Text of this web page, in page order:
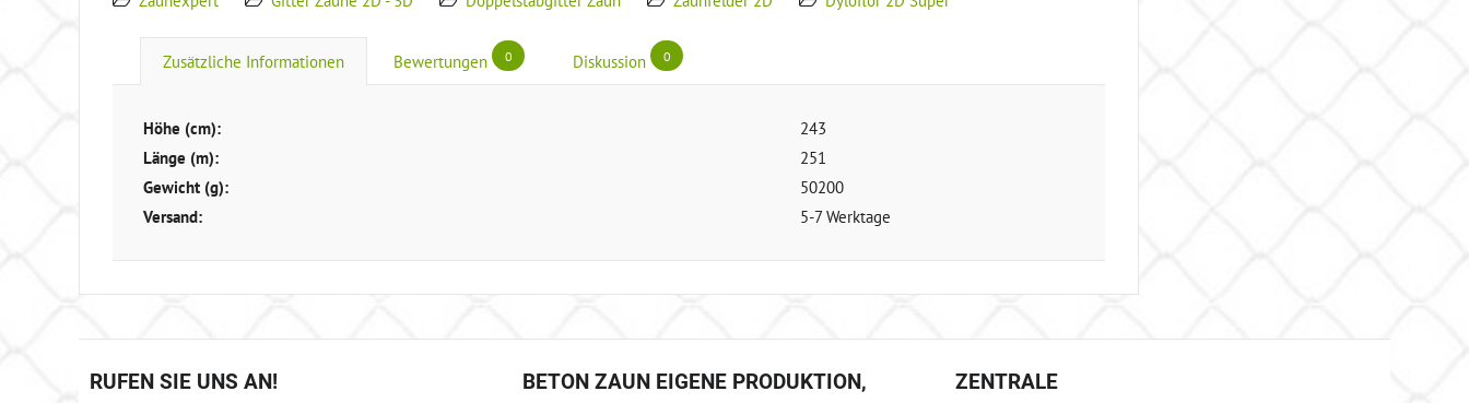
Zusätzliche Informationen Bewertungen 0 Diskussion 0
Höhe (cm):
243
Länge (m):
251
Gewicht (g):
50200
Versand:
5-7 Werktage
RUFEN SIE UNS AN!
BETON ZAUN EIGENE PRODUKTION,
ZENTRALE